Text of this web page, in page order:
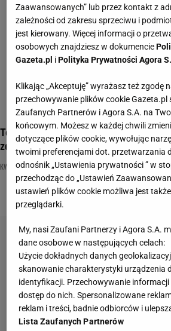
Ten quiz rozwiążą tylko miłośnicy
zdjęciach?
KWIATY KWIATY DONICZKOWE QUIZ
Zaawansowanych” lub przez kontakt z
zależności od zakresu sprzeciwu i
jest kierowany. Więcej informacji o
osobowych znajdziesz w dokumencie
Gazeta.pl iPolityka Prywatności Agora
Klikając „Akceptuję” wyrażasz też zgodę
przechowywanie plików cookie Gazeta.pl
Zaufanych Partnerów i Agora S.A. na
końcowym. Możesz w każdej chwili
dotyczące plików cookie, wywołując
twoimi preferencjami dot. przetwarzania
odnośnik „Ustawienia prywatności ” w
przechodząc do „Ustawień
ustawień plików cookie możliwa jest
przeglądarki.
My, nasi Zaufani Partnerzy i Agora S.A.
dane osobowe w następujących celach:
Użycie dokładnych danych
skanowanie charakterystyki urządzenia
identyfikacji. Przechowywanie
dostęp do nich. Spersonalizowane
reklam i treści, badnie odbiorców i
Lista Zaufanych Partnerów